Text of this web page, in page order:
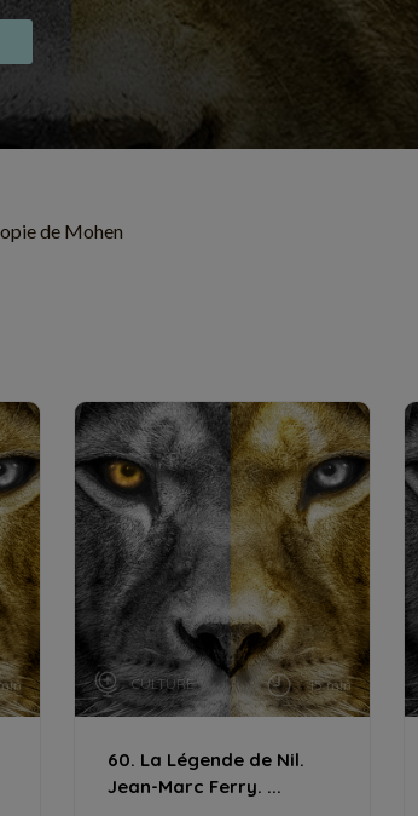
de Mohen
CULTURE 15 min
60. La Légende de Nil.
Jean-Marc Ferry. ...